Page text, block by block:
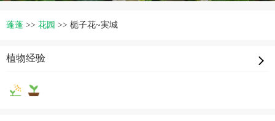
蓬蓬 >> 花园 >> 栀子花~実城
植物经验